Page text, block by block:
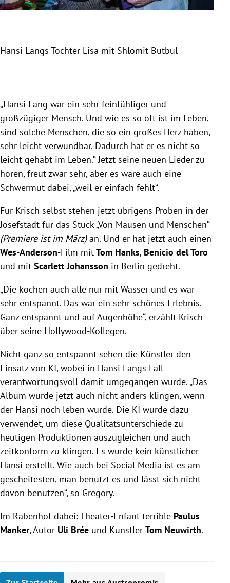
Hansi Langs Tochter Lisa mit Shlomit Butbul
„Hansi Lang war ein sehr feinfühliger und
großzügiger Mensch. Und wie es so oft ist im Leben,
sind solche Menschen, die so ein großes Herz haben,
sehr leicht verwundbar. Dadurch hat er es nicht so
leicht gehabt im Leben.“ Jetzt seine neuen Lieder zu
hören, freut zwar sehr, aber es wäre auch eine
Schwermut dabei, „weil er einfach fehlt“.
Für Krisch selbst stehen jetzt übrigens Proben in der
Josefstadt für das Stück „Von Mäusen und Menschen“
(Premiere ist im März)an. Und er hat jetzt auch einen
Wes-Anderson-Film mitTom Hanks, Benicio del Toro
und mit Scarlett Johansson in Berlin gedreht.
„Die kochen auch alle nur mit Wasser und es war
sehr entspannt. Das war ein sehr schönes Erlebnis.
Ganz entspannt und auf Augenhöhe“, erzählt Krisch
über seine Hollywood-Kollegen.
Nicht ganz so entspannt sehen die Künstler den
Einsatz von KI, wobei in Hansi Langs Fall
verantwortungsvoll damit umgegangen wurde. „Das
Album würde jetzt auch nicht anders klingen, wenn
der Hansi noch leben würde. Die KI wurde dazu
verwendet, um diese Qualitätsunterschiede zu
heutigen Produktionen auszugleichen und auch
zeitkonform zu klingen. Es wurde kein künstlicher
Hansi erstellt. Wie auch bei Social Media ist es am
gescheitesten, man benutzt es und lässt sich nicht
davon benutzen“, so Gregory.
Im Rabenhof dabei: Theater-Enfant terrible Paulus
Manker, Autor Uli Brée und Künstler Tom Neuwirth.